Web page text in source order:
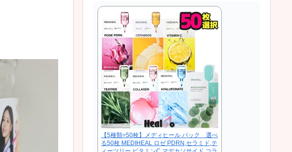
【5種類=50枚】メディヒール パック 選べ
る50枚 MEDIHEAL ロゼ PDRN,セラミド,テ